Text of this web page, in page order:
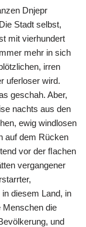
Dnjepr
Stadt selbst,
mit vierhundert
mehr in sich
irren
uferloser wird.
geschah. Aber,
nachts aus den
ewig windlosen
auf dem Rücken
vor der ﬂachen
vergangener
diesem Land, in
Menschen die
und